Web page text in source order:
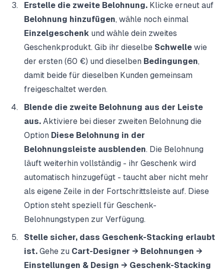
Erstelle die zweite Belohnung. Klicke erneut auf
Belohnung hinzufügen, wähle noch einmal
Einzelgeschenk und wähle dein zweites
Geschenkprodukt. Gib ihr dieselbe Schwelle wie
der ersten (60 €) und dieselben Bedingungen,
damit beide für dieselben Kunden gemeinsam
freigeschaltet werden.
Blende die zweite Belohnung aus der Leiste
aus. Aktiviere bei dieser zweiten Belohnung die
Option Diese Belohnung in der
Belohnungsleiste ausblenden. Die Belohnung
läuft weiterhin vollständig - ihr Geschenk wird
automatisch hinzugefügt - taucht aber nicht mehr
als eigene Zeile in der Fortschrittsleiste auf. Diese
Option steht speziell für Geschenk-
Belohnungstypen zur Verfügung.
Stelle sicher, dass Geschenk-Stacking erlaubt
ist. Gehe zu Cart-Designer → Belohnungen →
Einstellungen & Design → Geschenk-Stacking